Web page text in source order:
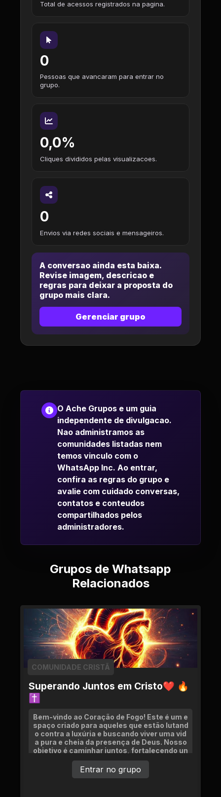
Total de acessos registrados na pagina.
0
Pessoas que avancaram para entrar no
grupo.
0,0%
Cliques divididos pelas visualizacoes.
0
Envios via redes sociais e mensageiros.
A conversao ainda esta baixa.
Revise imagem, descricao e
regras para deixar a proposta do
grupo mais clara.
Gerenciar grupo
O Ache Grupos e um guia
independente de divulgacao.
Nao administramos as
comunidades listadas nem
temos vinculo com o
WhatsApp Inc. Ao entrar,
confira as regras do grupo e
avalie com cuidado conversas,
contatos e conteudos
compartilhados pelos
administradores.
Grupos de Whatsapp
Relacionados
Superando Juntos em Cristo❤ 🔥
✝
COMUNIDADE CRISTÃ
Bem-vindo ao Coração de Fogo! Este é um e
spaço criado para aqueles que estão lutand
o contra a luxúria e buscando viver uma vid
a pura e cheia da presença de Deus. Nosso
objetivo é caminhar juntos, fortalecendo un
s aos outros por meio de orações, compart
Entrar no grupo